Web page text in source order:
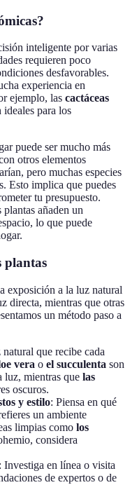
inteligente por varias
requieren poco
desfavorables.
experiencia en
ejemplo, las cactáceas
ideales para los
puede ser mucho más
otros elementos
pero muchas especies
Esto implica que puedes
tu presupuesto.
añaden un
lo que puede
plantas
exposición a la luz natural
directa, mientras que otras
un método paso a
que recibe cada
vera o el succulenta son
luz, mientras que las
oscuros.
y estilo: Piensa en qué
un ambiente
limpias como los
considera
: Investiga en línea o visita
de expertos o de